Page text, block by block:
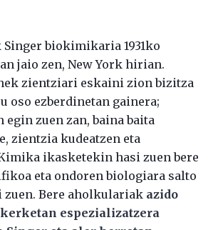
biokimikaria 1931ko
jaio zen, New York hirian.
zientziari eskaini zion bizitza
oso ezberdinetan gainera;
egin zuen zan, baina baita
zientzia kudeatzen eta
ikasketekin hasi zuen bere
eta ondoren biologiara salto
zuen. Bere aholkulariak azido
espezializatzera